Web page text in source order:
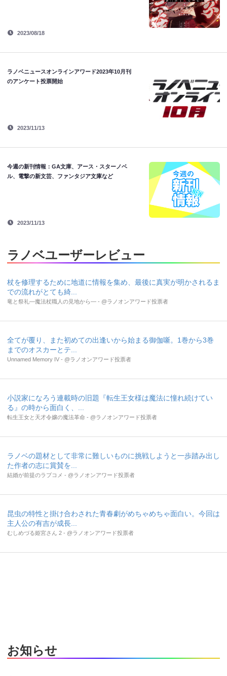
2023/08/18
ラノベニュースオンラインアワード2023年10月刊
のアンケート投票開始
2023/11/13
今週の新刊情報：GA文庫、アース・スターノベ
ル、電撃の新文芸、ファンタジア文庫など
2023/11/13
ラノベユーザーレビュー
杖を修理するために地道に情報を集め、最後に真実が明かされるま
での流れがとても綺...
竜と祭礼―魔法杖職人の見地から― - @ラノオンアワード投票者
全てが覆り、また初めての出逢いから始まる御伽噺。1巻から3巻
までのオスカーとテ...
Unnamed Memory IV - @ラノオンアワード投票者
小説家になろう連載時の旧題『転生王女様は魔法に憧れ続けてい
る』の時から面白く、...
転生王女と天才令嬢の魔法革命 - @ラノオンアワード投票者
ラノベの題材として非常に難しいものに挑戦しようと一歩踏み出し
た作者の志に賞賛を...
結婚が前提のラブコメ - @ラノオンアワード投票者
昆虫の特性と掛け合わされた青春劇がめちゃめちゃ面白い。今回は
主人公の有吉が成長...
むしめづる姫宮さん 2 - @ラノオンアワード投票者
お知らせ